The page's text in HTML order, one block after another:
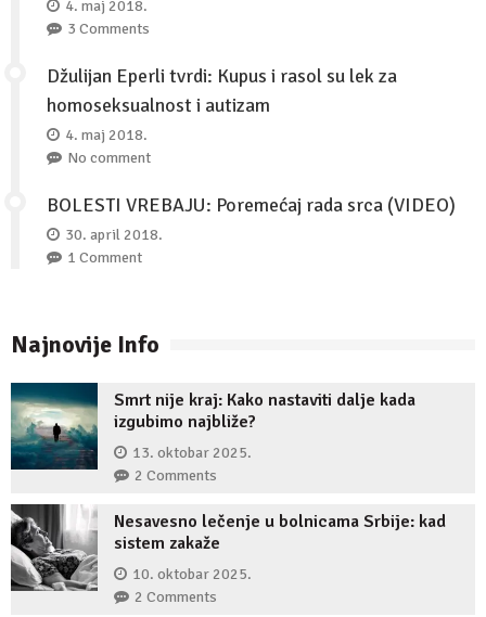
4. maj 2018.
3 Comments
Džulijan Eperli tvrdi: Kupus i rasol su lek za
homoseksualnost i autizam
4. maj 2018.
No comment
BOLESTI VREBAJU: Poremećaj rada srca (VIDEO)
30. april 2018.
1 Comment
Najnovije Info
Smrt nije kraj: Kako nastaviti dalje kada
izgubimo najbliže?
13. oktobar 2025.
2 Comments
Nesavesno lečenje u bolnicama Srbije: kad
sistem zakaže
10. oktobar 2025.
2 Comments